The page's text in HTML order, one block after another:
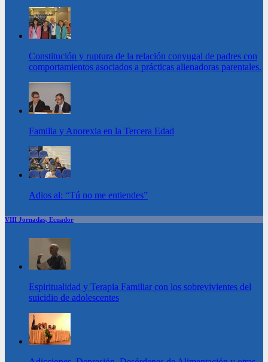
Constitución y ruptura de la relación conyugal de padres con
comportamientos asociados a prácticas alienadoras parentales.
Familia y Anorexia en la Tercera Edad
Adios al: “Tú no me entiendes”
VIII Jornadas, Ecuador
Espiritualidad y Terapia Familiar con los sobrevivientes del
suicidio de adolescentes